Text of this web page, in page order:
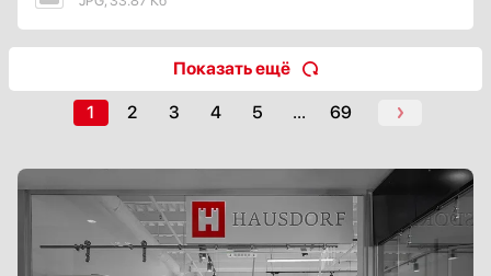
Показать ещё
1 2 3 4 5 ... 69